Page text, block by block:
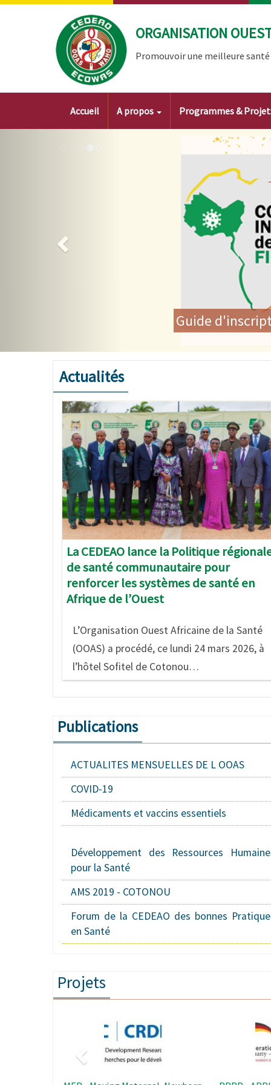
Aller
ORGANISATION
Promouvoir une meilleure
Main
navigation
Accueil A propos Programmes &
Les Ministres de la
communautaire et
Actualités
Image
La CEDEAO lance la Politique
de santé communautaire pour
renforcer les systèmes de santé en
Afrique de l’Ouest
L’Organisation Ouest Africaine de la Santé
(OOAS) a procédé, ce lundi 24 mars 2026, à
l’hôtel Sofitel de Cotonou…
Publications
ACTUALITES MENSUELLES DE L OOAS
COVID-19
Médicaments et vaccins essentiels
Développement des Ressources
pour la Santé
AMS 2019 - COTONOU
Forum de la CEDEAO des bonnes
en Santé
Projets
Image